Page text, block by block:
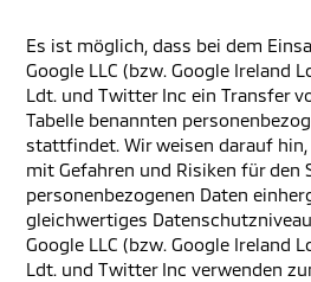
Es ist möglich, dass bei dem
Google LLC (bzw. Google Ireland
Ldt. und Twitter Inc ein Transfer
Tabelle benannten
stattfindet. Wir weisen darauf hin,
mit Gefahren und Risiken für den
personenbezogenen Daten
gleichwertiges
Google LLC (bzw. Google Ireland
Ldt. und Twitter Inc verwenden